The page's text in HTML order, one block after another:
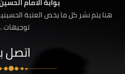
بوابة الامام
هنا يتم نشر كل ما يخص العتبة
توجيهات
اتصل